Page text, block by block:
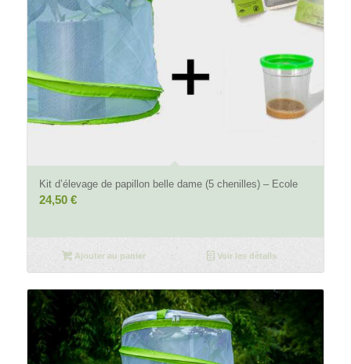
Kit d’élevage de papillon belle dame (5 chenilles) – Ecole
24,50 €
Ajouter au panier Voir les détails